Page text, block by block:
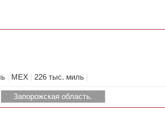
МЕХ 226 тыс. миль
Запорожская область.